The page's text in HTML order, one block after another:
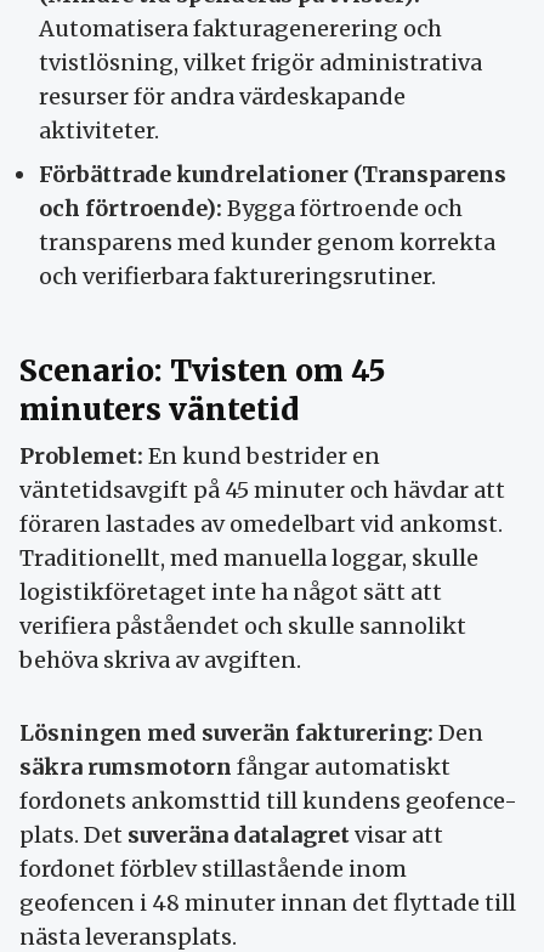
Automatisera fakturagenerering och
tvistlösning, vilket frigör administrativa
resurser för andra värdeskapande
aktiviteter.
Förbättrade kundrelationer (Transparens
och förtroende): Bygga förtroende och
transparens med kunder genom korrekta
och verifierbara faktureringsrutiner.
Scenario: Tvisten om 45
minuters väntetid
Problemet: En kund bestrider en
väntetidsavgift på 45 minuter och hävdar att
föraren lastades av omedelbart vid ankomst.
Traditionellt, med manuella loggar, skulle
logistikföretaget inte ha något sätt att
verifiera påståendet och skulle sannolikt
behöva skriva av avgiften.
Lösningen med suverän fakturering: Den
säkra rumsmotorn fångar automatiskt
fordonets ankomsttid till kundens geofence-
plats. Det suveräna datalagretvisar att
fordonet förblev stillastående inom
geofencen i 48 minuter innan det flyttade till
nästa leveransplats.